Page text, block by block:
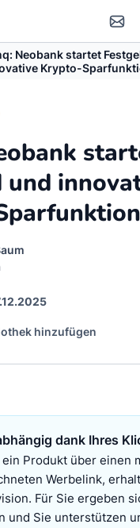
Neobank startet
Krypto-
und
hinzufügen
dank Ihres
ein Produkt über einen
Werbelink,
Für Sie ergeben
und Sie unterstützen